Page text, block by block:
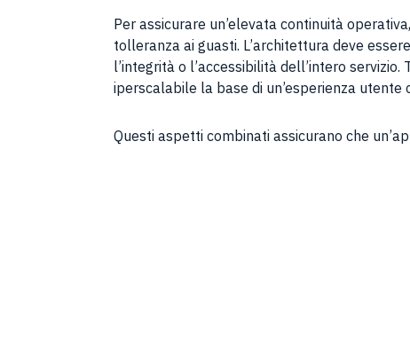
Per assicurare un’elevata continuità
tolleranza ai guasti. L’architettura deve
l’integrità o l’accessibilità dell’intero
iperscalabile la base di un’esperienza utente
Questi aspetti combinati assicurano che